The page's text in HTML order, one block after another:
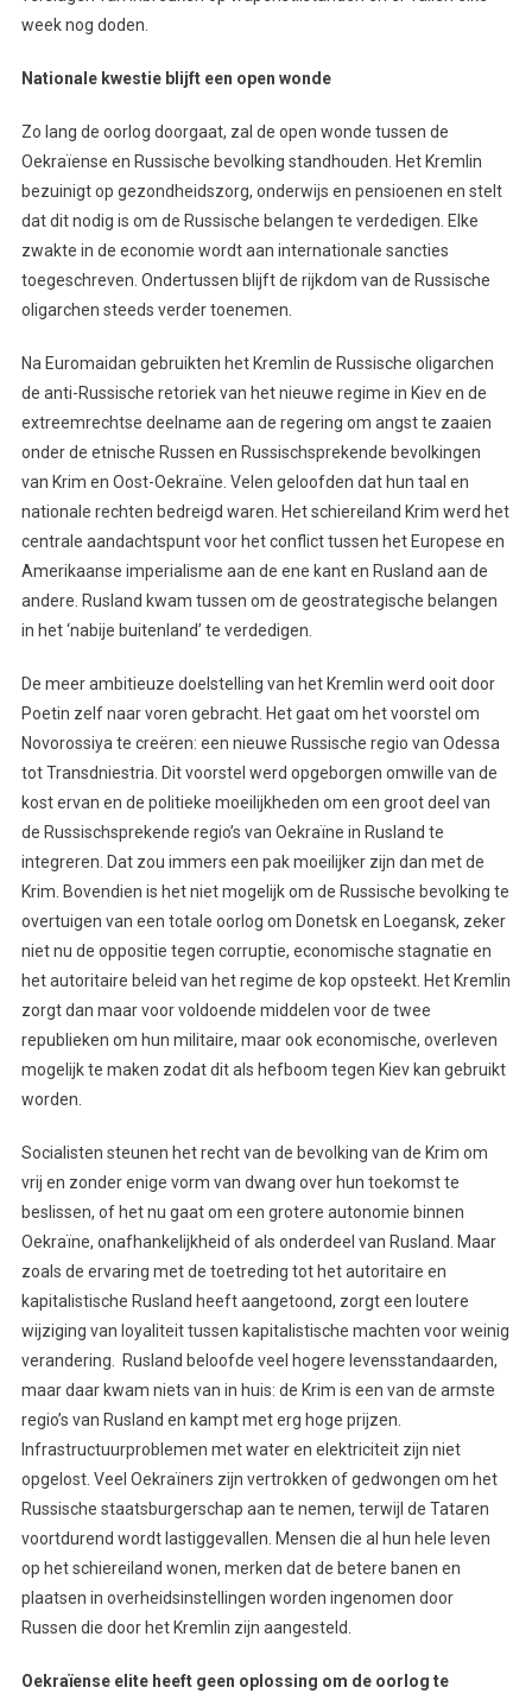
week nog doden.
Nationale kwestie blijft een open wonde
Zo lang de oorlog doorgaat, zal de open wonde tussen de
Oekraïense en Russische bevolking standhouden. Het Kremlin
bezuinigt op gezondheidszorg, onderwijs en pensioenen en stelt
dat dit nodig is om de Russische belangen te verdedigen. Elke
zwakte in de economie wordt aan internationale sancties
toegeschreven. Ondertussen blijft de rijkdom van de Russische
oligarchen steeds verder toenemen.
Na Euromaidan gebruikten het Kremlin de Russische oligarchen
de anti-Russische retoriek van het nieuwe regime in Kiev en de
extreemrechtse deelname aan de regering om angst te zaaien
onder de etnische Russen en Russischsprekende bevolkingen
van Krim en Oost-Oekraïne. Velen geloofden dat hun taal en
nationale rechten bedreigd waren. Het schiereiland Krim werd het
centrale aandachtspunt voor het conflict tussen het Europese en
Amerikaanse imperialisme aan de ene kant en Rusland aan de
andere. Rusland kwam tussen om de geostrategische belangen
in het ‘nabije buitenland’ te verdedigen.
De meer ambitieuze doelstelling van het Kremlin werd ooit door
Poetin zelf naar voren gebracht. Het gaat om het voorstel om
Novorossiya te creëren: een nieuwe Russische regio van Odessa
tot Transdniestria. Dit voorstel werd opgeborgen omwille van de
kost ervan en de politieke moeilijkheden om een groot deel van
de Russischsprekende regio’s van Oekraïne in Rusland te
integreren. Dat zou immers een pak moeilijker zijn dan met de
Krim. Bovendien is het niet mogelijk om de Russische bevolking te
overtuigen van een totale oorlog om Donetsk en Loegansk, zeker
niet nu de oppositie tegen corruptie, economische stagnatie en
het autoritaire beleid van het regime de kop opsteekt. Het Kremlin
zorgt dan maar voor voldoende middelen voor de twee
republieken om hun militaire, maar ook economische, overleven
mogelijk te maken zodat dit als hefboom tegen Kiev kan gebruikt
worden.
Socialisten steunen het recht van de bevolking van de Krim om
vrij en zonder enige vorm van dwang over hun toekomst te
beslissen, of het nu gaat om een grotere autonomie binnen
Oekraïne, onafhankelijkheid of als onderdeel van Rusland. Maar
zoals de ervaring met de toetreding tot het autoritaire en
kapitalistische Rusland heeft aangetoond, zorgt een loutere
wijziging van loyaliteit tussen kapitalistische machten voor weinig
verandering. Rusland beloofde veel hogere levensstandaarden,
maar daar kwam niets van in huis: de Krim is een van de armste
regio’s van Rusland en kampt met erg hoge prijzen.
Infrastructuurproblemen met water en elektriciteit zijn niet
opgelost. Veel Oekraïners zijn vertrokken of gedwongen om het
Russische staatsburgerschap aan te nemen, terwijl de Tataren
voortdurend wordt lastiggevallen. Mensen die al hun hele leven
op het schiereiland wonen, merken dat de betere banen en
plaatsen in overheidsinstellingen worden ingenomen door
Russen die door het Kremlin zijn aangesteld.
Oekraïense elite heeft geen oplossing om de oorlog te